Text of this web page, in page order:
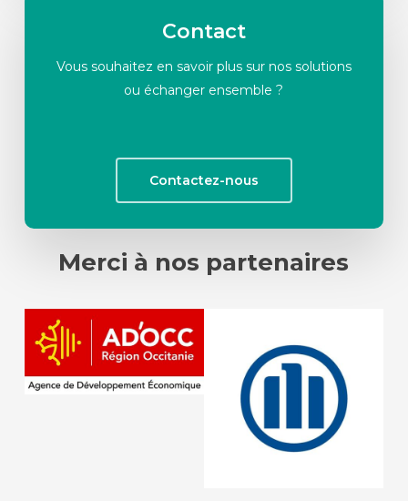
Contact
Vous souhaitez en savoir plus sur nos solutions
ou échanger ensemble ?
Contactez-nous
Merci à nos partenaires